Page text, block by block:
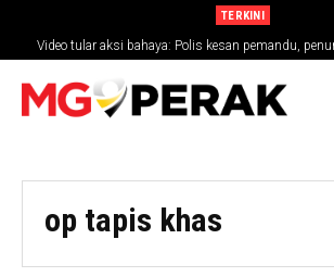
TERKINI
Video tular aksi bahaya: Polis kesan pemandu,
op tapis khas